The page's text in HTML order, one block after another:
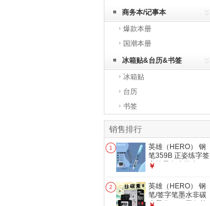
商务本/记事本
爆款本册
国潮本册
冰箱贴&台历&书签
冰箱贴
台历
书签
销售排行
1
英雄（HERO） 钢
笔359B 正姿练字签
字笔男女小学生3-6
物孩儿童 EF尖 渐变
深蓝
￥
2
英雄（HERO） 钢
笔/签字笔墨水非碳
素墨水50ml黑色英